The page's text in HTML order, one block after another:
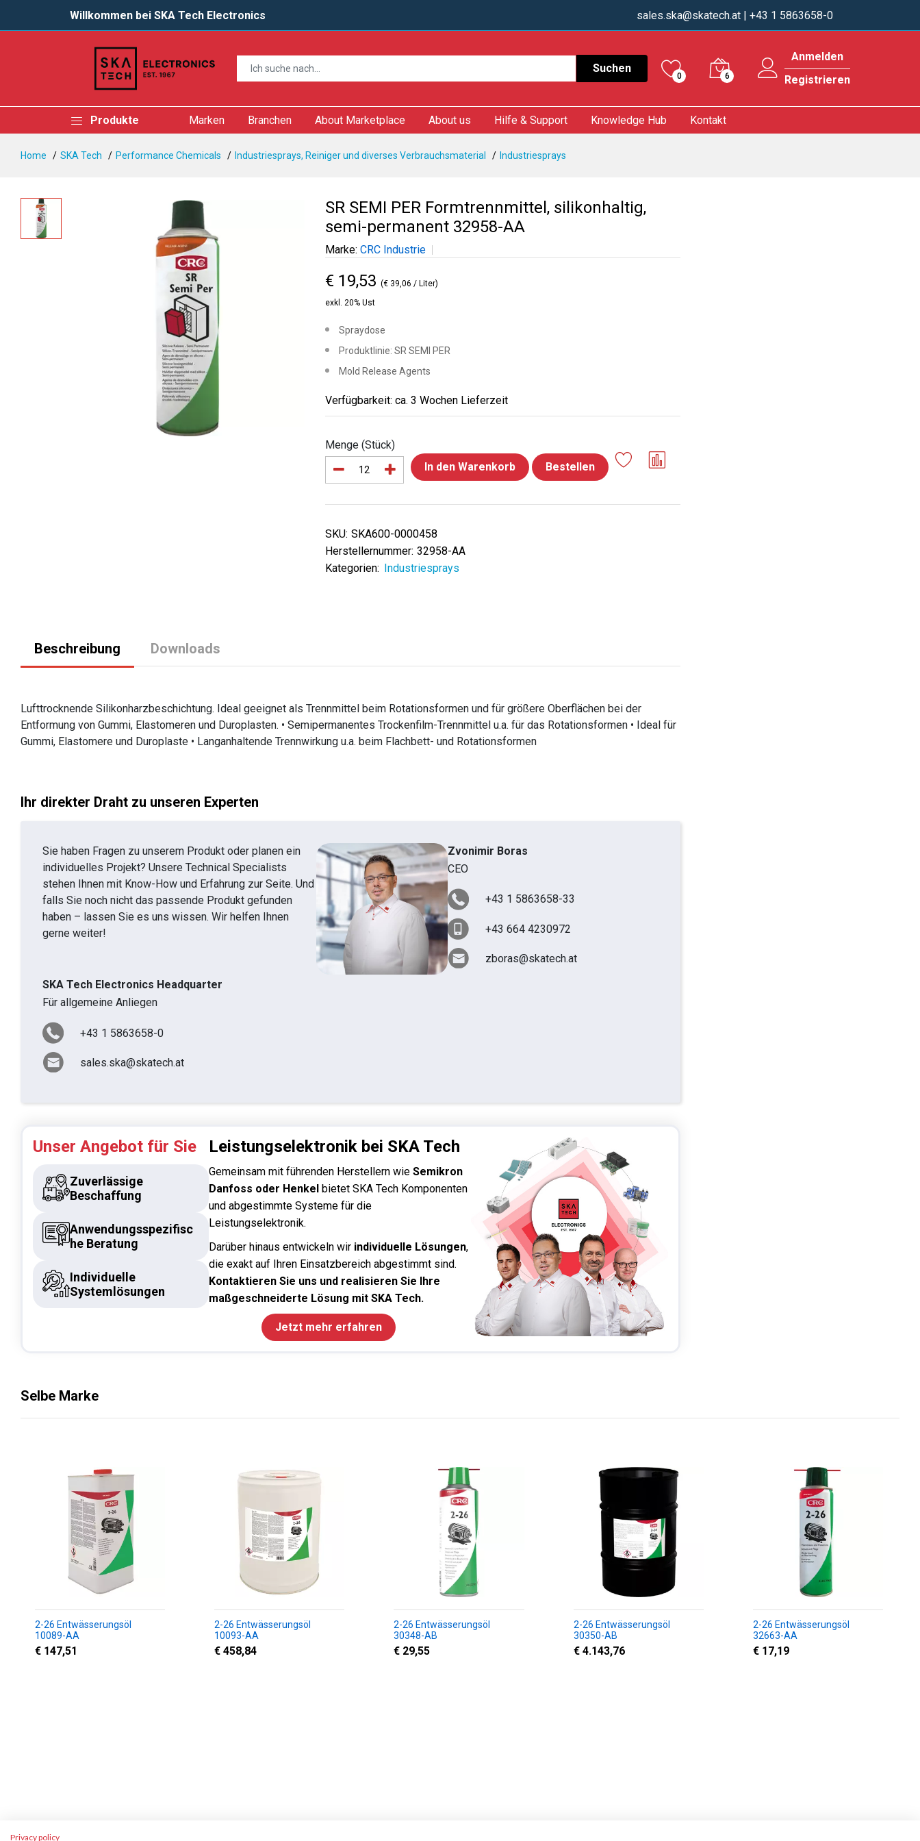
Willkommen bei SKA Tech Electronics sales.ska@skatech.at | +43 1 5863658-0
Suchen
0 6
Anmelden
Registrieren
Produkte Marken Branchen About Marketplace About us Hilfe & Support Knowledge Hub Kontakt
Home SKA Tech Performance Chemicals Industriesprays, Reiniger und diverses Verbrauchsmaterial Industriesprays
SR SEMI PER Formtrennmittel, silikonhaltig,
semi-permanent 32958-AA
Marke: CRC Industrie
€ 19,53 (€ 39,06 / Liter)
exkl. 20% Ust
Spraydose
Produktlinie: SR SEMI PER
Mold Release Agents
Verfügbarkeit: ca. 3 Wochen Lieferzeit
Menge (Stück)
In den Warenkorb
Bestellen
SKU: SKA600-0000458
Herstellernummer: 32958-AA
Kategorien: Industriesprays
Beschreibung Downloads
Lufttrocknende Silikonharzbeschichtung. Ideal geeignet als Trennmittel beim Rotationsformen und für größere Oberflächen bei der
Entformung von Gummi, Elastomeren und Duroplasten. • Semipermanentes Trockenfilm-Trennmittel u.a. für das Rotationsformen • Ideal für
Gummi, Elastomere und Duroplaste • Langanhaltende Trennwirkung u.a. beim Flachbett- und Rotationsformen
Ihr direkter Draht zu unseren Experten
Sie haben Fragen zu unserem Produkt oder planen ein
individuelles Projekt? Unsere Technical Specialists
stehen Ihnen mit Know-How und Erfahrung zur Seite. Und
falls Sie noch nicht das passende Produkt gefunden
haben – lassen Sie es uns wissen. Wir helfen Ihnen
gerne weiter!
Zvonimir Boras
CEO
+43 1 5863658-33
+43 664 4230972
zboras@skatech.at
SKA Tech Electronics Headquarter
Für allgemeine Anliegen
+43 1 5863658-0
sales.ska@skatech.at
Unser Angebot für Sie
Zuverlässige
Beschaffung
Anwendungsspezifisc
he Beratung
Individuelle
Systemlösungen
Leistungselektronik bei SKA Tech
Gemeinsam mit führenden Herstellern wieSemikron
Danfoss oder Henkel bietet SKA Tech Komponenten
und abgestimmte Systeme für die
Leistungselektronik.
Darüber hinaus entwickeln wir individuelle Lösungen,
die exakt auf Ihren Einsatzbereich abgestimmt sind.
Kontaktieren Sie uns und realisieren Sie Ihre
maßgeschneiderte Lösung mit SKA Tech.
Jetzt mehr erfahren
Selbe Marke
2-26 Entwässerungsöl
10089-AA
€ 147,51
2-26 Entwässerungsöl
10093-AA
€ 458,84
2-26 Entwässerungsöl
30348-AB
€ 29,55
2-26 Entwässerungsöl
30350-AB
€ 4.143,76
2-26 Entwässerungsöl
32663-AA
€ 17,19
Privacy policy